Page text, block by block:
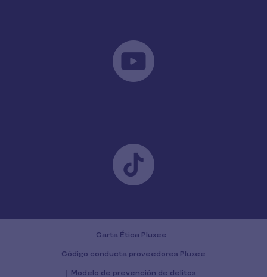
Carta Ética Pluxee
Código conducta proveedores Pluxee
Modelo de prevención de delitos